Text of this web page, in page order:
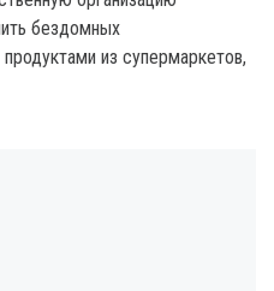
бездомных
из супермаркетов,